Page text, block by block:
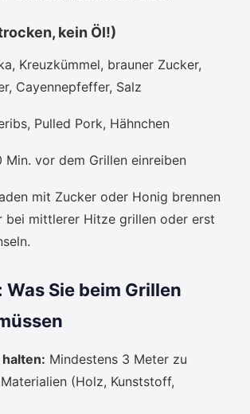
kein Öl!)
Kreuzkümmel, brauner Zucker,
Cayennepfeffer, Salz
Pulled Pork, Hähnchen
Min. vor dem Grillen einreiben
mit Zucker oder Honig brennen
bei mittlerer Hitze grillen oder erst
Sie beim Grillen
Mindestens 3 Meter zu
(Holz, Kunststoff,